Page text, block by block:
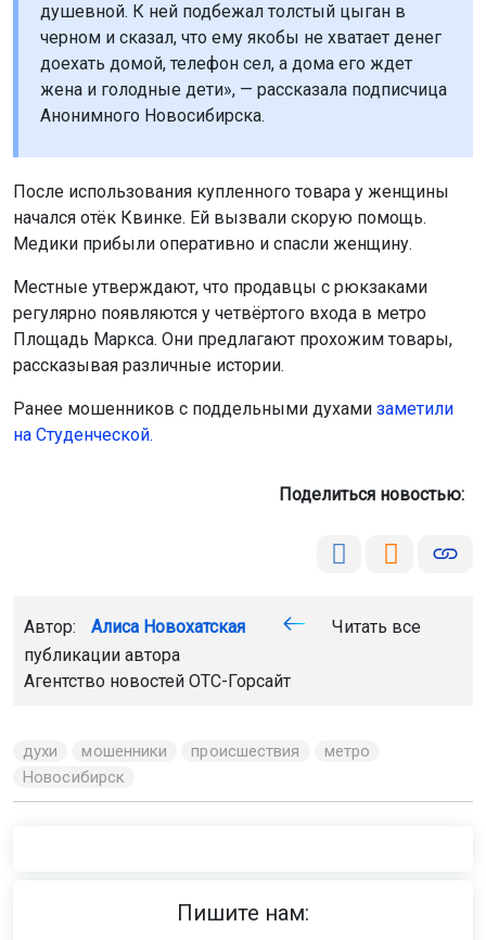
душевной. К ней подбежал толстый цыган в
черном и сказал, что ему якобы не хватает денег
доехать домой, телефон сел, а дома его ждет
жена и голодные дети», — рассказала подписчица
Анонимного Новосибирска.
После использования купленного товара у женщины
начался отёк Квинке. Ей вызвали скорую помощь.
Медики прибыли оперативно и спасли женщину.
Местные утверждают, что продавцы с рюкзаками
регулярно появляются у четвёртого входа в метро
Площадь Маркса. Они предлагают прохожим товары,
рассказывая различные истории.
Ранее мошенников с поддельными духами заметили
на Студенческой.
Поделиться новостью:
Автор: Алиса Новохатская
Читать все
публикации автора
Агентство новостей ОТС-Горсайт
духи мошенники происшествия
метро
Новосибирск
Пишите нам: